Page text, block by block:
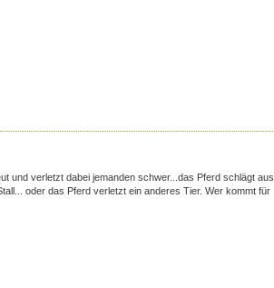
und verletzt dabei jemanden schwer...das Pferd schlägt aus
oder das Pferd verletzt ein anderes Tier. Wer kommt für